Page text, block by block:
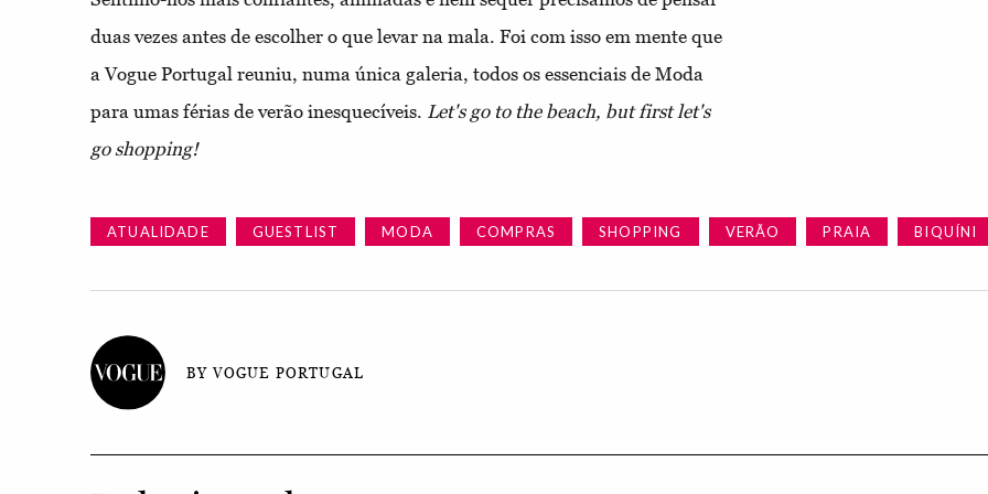
duas vezes antes de escolher o que levar na mala. Foi com isso em mente que
a Vogue Portugal reuniu, numa única galeria, todos os essenciais de Moda
para umas férias de verão inesquecíveis. Let's go to the beach, but first let's
go shopping!
ATUALIDADE GUESTLIST MODA COMPRAS SHOPPING VERÃO PRAIA BIQUÍNI
BY VOGUE PORTUGAL